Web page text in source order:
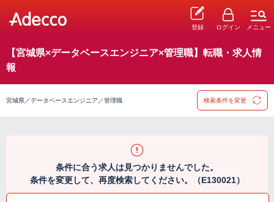
登録 ログイン メニュー
【宮城県×データベースエンジニア×管理職】転職・求人情
報
宮城県／データベースエンジニア／管理職 検索条件を変更
条件に合う求人は見つかりませんでした。
条件を変更して、再度検索してください。（E130021）